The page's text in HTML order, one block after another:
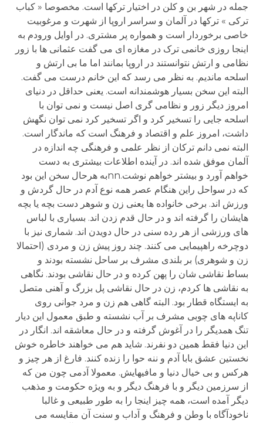
جمله در شهر بن و کلن در اختیار ترکها است. مخصوصا « کباب
ترکی » ترکها در آلمان و سراسر اروپا از شهرت و مرغوبیت
خاصی برخوردار است و همواره پر مشتری. در اوایل ورودم به
اینجا روزی خانمی ترک در مغازه ای می گفت عثمانی ها با زور
نظامی و ارتش نتوانستند در اروپا بمانند اما ما بی ارتش و
اسلحه ماندیم. به نظر می رسد که این خانم درست می گفت.
البته این سخن بسیار هوشمندانه است. یعنی حداقل در دنیای
امروز دیگر زور و نظامی گری اصل نیست و نمی توان با
اسلحه جایی را تسخیر کرد و اگر تسخیر کرد نمی توان نگهش
داشت، امروز علم و اقتصاد و فرهنگ است که ماندگار است.
البته نمی دانم ترکان از نظر علمی و فرهنگی چه اندازه در
آلمان موفق شده اند. در آینده اطلاعات بیشتری به دست
خواهم آورد و بیشتر خواهم نوشت.nnبه هرحال سخن این بود
که در سواحل راین هنگام عصر همه نوع آدم در حال گردش و
ورزش اند. برخی خانواده ها یعنی زن و شوهر دست بچه یا بچه
هایشان را گرفته اند و در حال قدم زدن اند. بسیاری با لباس
های ورزشی از هر رده سنی در حال دویدن اند. شماری نیز با
دوچرخه راهپیمایی می کنند. چند روز پیش زن و مردی (احتمالا
زن و شوهری) بر بلندی مشرف بر ساحل نشسته بودند و
بساط نقاشی شان را پهن کرده و در حال نقاشی بودند. نگاهی
به نقاشی ها کردم، زن در حال نقاشی پل بزرگ و آهنی متصل
به ایستگاه قطار بود. البته گاهی هم زن و مرد جوانی روی
کاناپه های چوبی مشرف بر آب نشسته و طبق معمول این دیار
تنگ همدیگر را در آغوش گرفته و در حال معاشقه اند. انگار در
این دنیا فقط همین دو نفرند. شاید هم می خواهند خاطره خوش
نخستین عشق بابا آدم و ننه حوا را زنده کنند. فارغ از هر چیز و
هرکس و بی خیال دنیا و مافیهایش. معمولا آدمی چون من که
از سرزمین دیگر و با فرهنگ دیگر و به ویژه حکومت و مذهب
دیگر آمده است، همه چیز اینجا را به طور طبیعی و غالبا
ناخودآگاه با وطن و فرهنگ و آداب و سنت آن مقایسه می